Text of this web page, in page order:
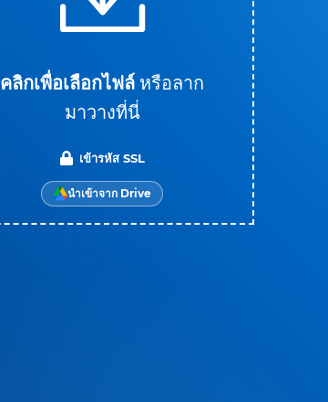
คลิกเพื่อเลือกไฟล์ หรือลาก
มาวางที่นี่
เข้ารหัส SSL
นำเข้าจาก Drive